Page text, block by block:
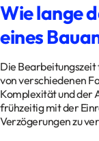
Wie lange
eines
Die Bearbeitungszeit
von verschiedenen
Komplexität und der
frühzeitig mit der
Verzögerungen zu